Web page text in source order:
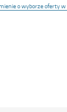
o wyborze oferty